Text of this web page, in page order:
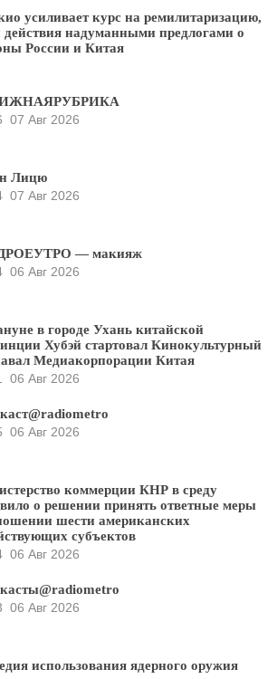
усиливает курс на ремилитаризацию,
действия надуманными предлогами о
России и Китая
07 Авг 2026
Лицю
07 Авг 2026
— макияж
06 Авг 2026
в городе Ухань китайской
Хубэй стартовал Кинокультурный
Медиакорпорации Китая
06 Авг 2026
06 Авг 2026
коммерции КНР в среду
о решении принять ответные меры
шести американских
субъектов
06 Авг 2026
06 Авг 2026
использования ядерного оружия